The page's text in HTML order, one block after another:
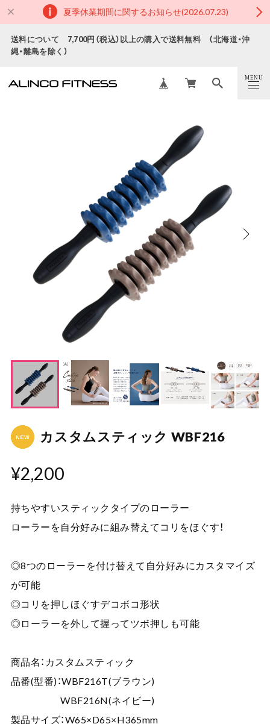
夏季休業期間に関するお知らせ(2026.07.23)
送料について 7,700円（税込）以上の購入で送料無料 （北海道・沖
縄・離島を除く）
MENU
CLOSE
カスタムスティック WBF216
¥2,200
持ちやすいスティックタイプのローラー
ローラーを自分好みに組み替えてコリをほぐす！
◎8つのローラーを付け替えて自分好みにカスタマイズ
が可能
◎コリを押しほぐすデコボコ形状
◎ローラーを外して握ってツボ押しも可能
商品名：カスタムスティック
品番(型番)：WBF216T(ブラウン)
WBF216N(ネイビー)
製品サイズ：W65×D65×H365mm